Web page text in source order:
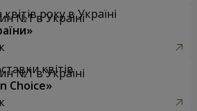
року в Україні
квітів
Choice»